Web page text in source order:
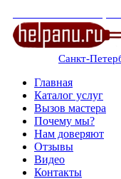
Санкт-
Главная
Каталог услуг
Вызов мастера
Почему мы?
Нам доверяют
Отзывы
Видео
Контакты